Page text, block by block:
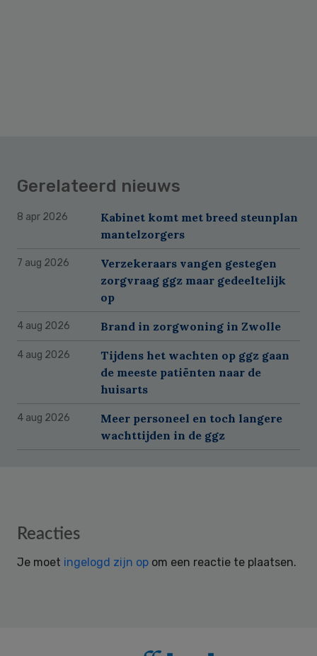
Gerelateerd nieuws
8 apr 2026
Kabinet komt met breed steunplan
mantelzorgers
7 aug 2026
Verzekeraars vangen gestegen
zorgvraag ggz maar gedeeltelijk
op
4 aug 2026 Brand in zorgwoning in Zwolle
4 aug 2026
Tijdens het wachten op ggz gaan
de meeste patiënten naar de
huisarts
4 aug 2026
Meer personeel en toch langere
wachttijden in de ggz
Reader
Reacties
Je moet ingelogd zijn op om een reactie te plaatsen.